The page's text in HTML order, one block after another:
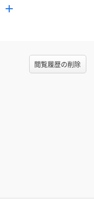
閲覧履歴の削除